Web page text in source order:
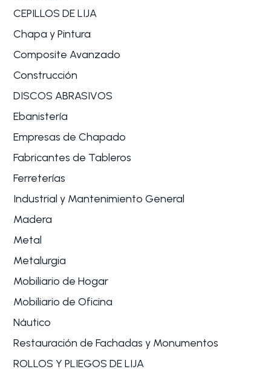
CEPILLOS DE LIJA
Chapa y Pintura
Composite Avanzado
Construcción
DISCOS ABRASIVOS
Ebanistería
Empresas de Chapado
Fabricantes de Tableros
Ferreterías
Industrial y Mantenimiento General
Madera
Metal
Metalurgia
Mobiliario de Hogar
Mobiliario de Oficina
Náutico
Restauración de Fachadas y Monumentos
ROLLOS Y PLIEGOS DE LIJA